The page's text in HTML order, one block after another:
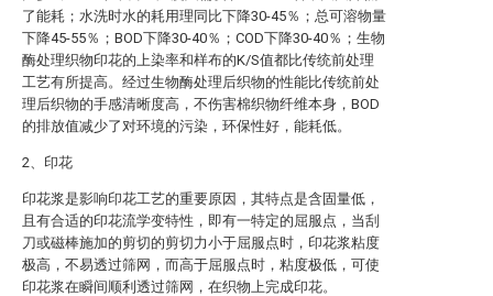
了能耗；水洗时水的耗用理同比下降30-45％；总可溶物量
下降45-55％；BOD下降30-40％；COD下降30-40％；生物
酶处理织物印花的上染率和样布的K/S值都比传统前处理
工艺有所提高。经过生物酶处理后织物的性能比传统前处
理后织物的手感清晰度高，不伤害棉织物纤维本身，BOD
的排放值减少了对环境的污染，环保性好，能耗低。
2、印花
印花浆是影响印花工艺的重要原因，其特点是含固量低，
且有合适的印花流学变特性，即有一特定的屈服点，当刮
刀或磁棒施加的剪切的剪切力小于屈服点时，印花浆粘度
极高，不易透过筛网，而高于屈服点时，粘度极低，可使
印花浆在瞬间顺利透过筛网，在织物上完成印花。